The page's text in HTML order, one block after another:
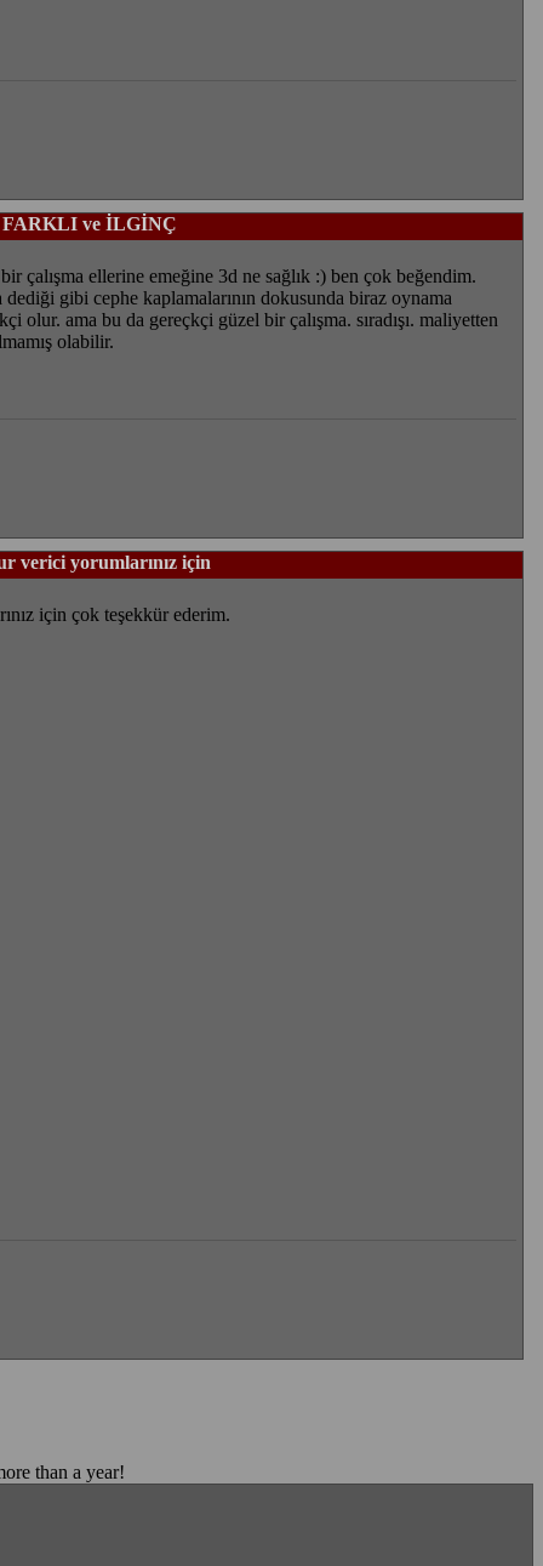
FARKLI ve İLGİNÇ
çalışma ellerine emeğine 3d ne sağlık :) ben çok beğendim.
dediği gibi cephe kaplamalarının dokusunda biraz oynama
olur. ama bu da gereçkçi güzel bir çalışma. sıradışı. maliyetten
olabilir.
verici yorumlarınız için
için çok teşekkür ederim.
than a year!